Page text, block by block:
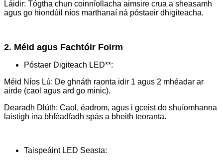
Láidir: Tógtha chun coinníollacha aimsire crua a sheasamh
agus go hiondúil níos marthanaí ná póstaeir dhigiteacha.
2. Méid agus Fachtóir Foirm
Póstaer Digiteach LED**:
Méid Níos Lú: De ghnáth raonta idir 1 agus 2 mhéadar ar
airde (caol agus ard go minic).
Dearadh Dlúth: Caol, éadrom, agus i gceist do shuíomhanna
laistigh ina bhféadfadh spás a bheith teoranta.
Taispeáint LED Seasta: